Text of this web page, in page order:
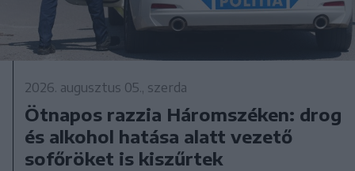
2026. augusztus 05., szerda
Ötnapos razzia Háromszéken: drog
és alkohol hatása alatt vezető
sofőröket is kiszűrtek